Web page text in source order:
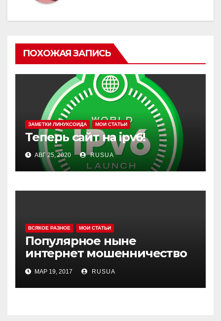
ПОХОЖАЯ ЗАПИСЬ
ЗАМЕТКИ ЛИНУКСОИДА МОИ СТАТЬИ
Теперь сайт на ipv6!
АВГ 25, 2020 RUSUA
ВСЯКОЕ РАЗНОЕ МОИ СТАТЬИ
Популярное ныне
интернет мошенничество
— Skype+Приват24.И не
только…
МАР 19, 2017 RUSUA